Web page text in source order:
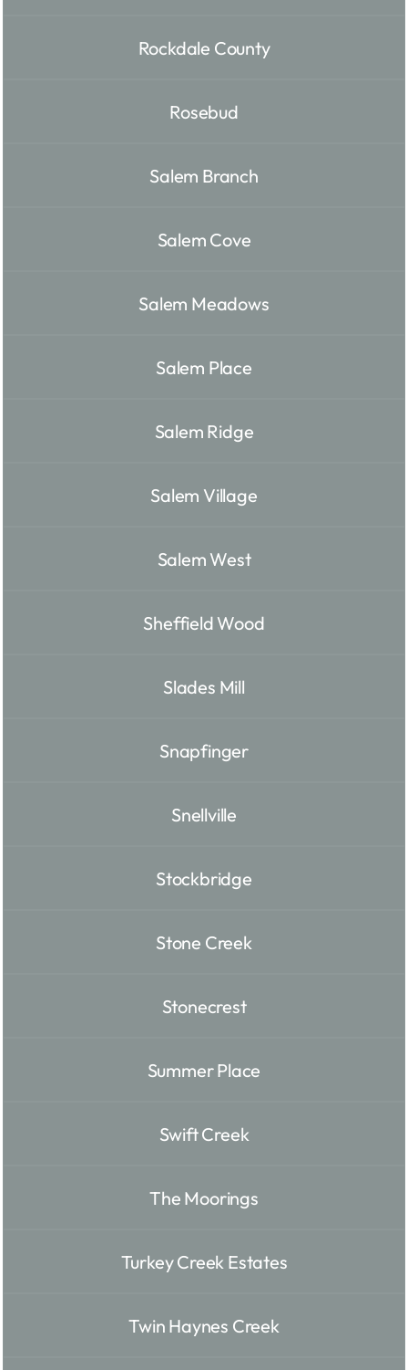
Rockdale County
Rosebud
Salem Branch
Salem Cove
Salem Meadows
Salem Place
Salem Ridge
Salem Village
Salem West
Sheffield Wood
Slades Mill
Snapfinger
Snellville
Stockbridge
Stone Creek
Stonecrest
Summer Place
Swift Creek
The Moorings
Turkey Creek Estates
Twin Haynes Creek